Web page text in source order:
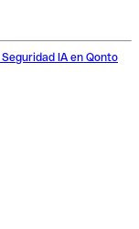
Seguridad IA en Qonto